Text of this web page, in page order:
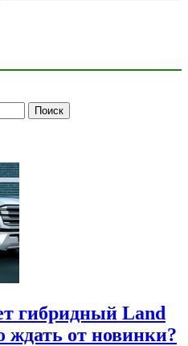
гибридный Land
ждать от новинки?